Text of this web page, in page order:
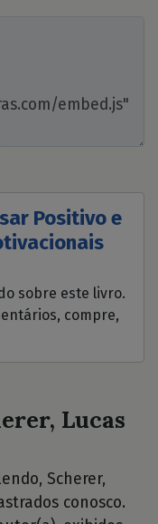
Positivo e
sobre este livro.
compre,
Lucas
Scherer,
conosco.